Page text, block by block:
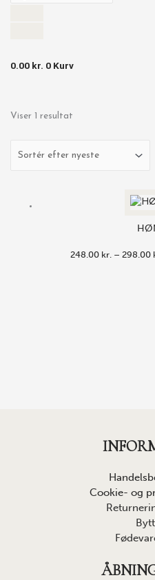
0.00 kr. 0 Kurv
Viser 1 resultat
248.00 kr. – 298.00
Cookie- og